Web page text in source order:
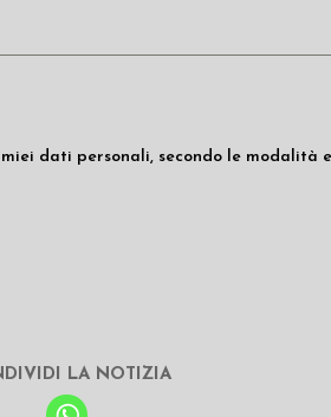
dati personali, secondo le modalità
LA NOTIZIA